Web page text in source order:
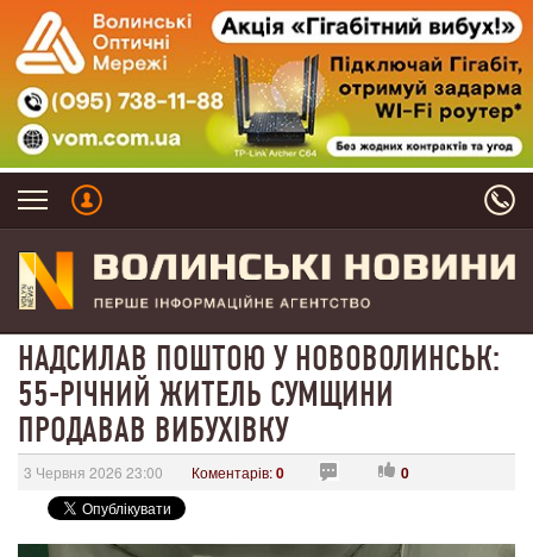
НАДСИЛАВ ПОШТОЮ У НОВОВОЛИНСЬК:
55-РІЧНИЙ ЖИТЕЛЬ СУМЩИНИ
ПРОДАВАВ ВИБУХІВКУ
3 Червня 2026 23:00 Коментарів:0 0